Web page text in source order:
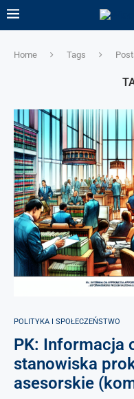
Home Tags
POLITYKA I SPOŁECZEŃSTWO
PK: Informacja
stanowiska
asesorskie